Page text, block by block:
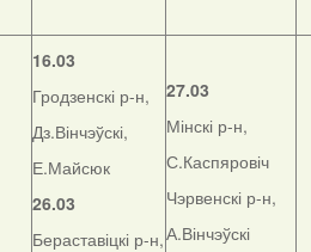
16.03
Гродзенскі р-н,
Дз.Вінчэўскі,
Е.Майсюк
26.03
Бераставіцкі р-н,
27.03
Мінскі р-н,
С.Каспяровіч
Чэрвенскі р-н,
А.Вінчэўскі